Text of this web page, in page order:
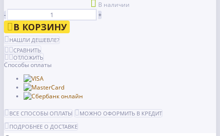
В наличии
-
+
В КОРЗИНУ
НАШЛИ ДЕШЕВЛЕ?
СРАВНИТЬ
ОТЛОЖИТЬ
Способы оплаты
ВСЕ СПОСОБЫ ОПЛАТЫ
МОЖНО ОФОРМИТЬ В КРЕДИТ
ПОДРОБНЕЕ О ДОСТАВКЕ